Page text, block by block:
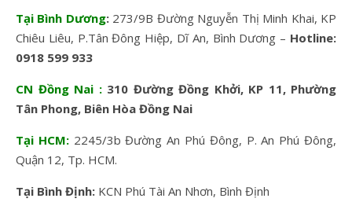
Tại Bình Dương: 273/9B Đường Nguyễn Thị Minh Khai, KP
Chiêu Liêu, P.Tân Đông Hiệp, Dĩ An, Bình Dương – Hotline:
0918 599 933
CN Đồng Nai :310 Đường Đồng Khởi, KP 11, Phường
Tân Phong, Biên Hòa Đồng Nai
Tại HCM: 2245/3b Đường An Phú Đông, P. An Phú Đông,
Quận 12, Tp. HCM.
Tại Bình Định: KCN Phú Tài An Nhơn, Bình Định